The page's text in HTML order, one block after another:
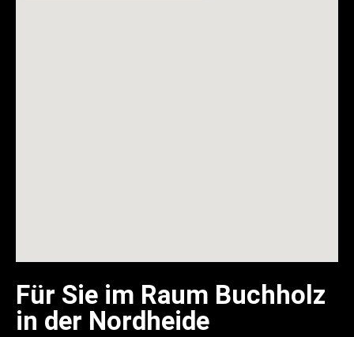
Für Sie im Raum Buchholz
in der Nordheide